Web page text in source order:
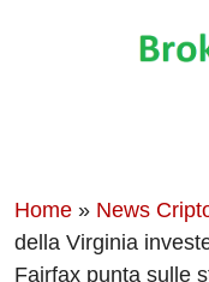
Home » News
della Virginia
Fairfax punta sulle